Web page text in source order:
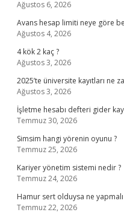
Ağustos 6, 2026
Avans hesap limiti neye göre
Ağustos 4, 2026
4 kök 2 kaç ?
Ağustos 3, 2026
2025’te üniversite kayıtları ne
Ağustos 3, 2026
İşletme hesabı defteri gider
Temmuz 30, 2026
Simsim hangi yörenin oyunu ?
Temmuz 25, 2026
Kariyer yönetim sistemi nedir ?
Temmuz 24, 2026
Hamur sert olduysa ne yapmalı
Temmuz 22, 2026